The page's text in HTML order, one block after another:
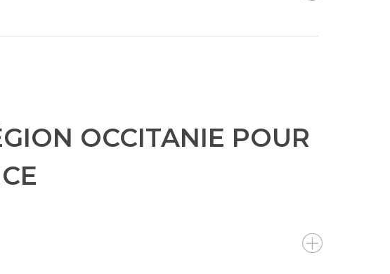
OCCITANIE POUR